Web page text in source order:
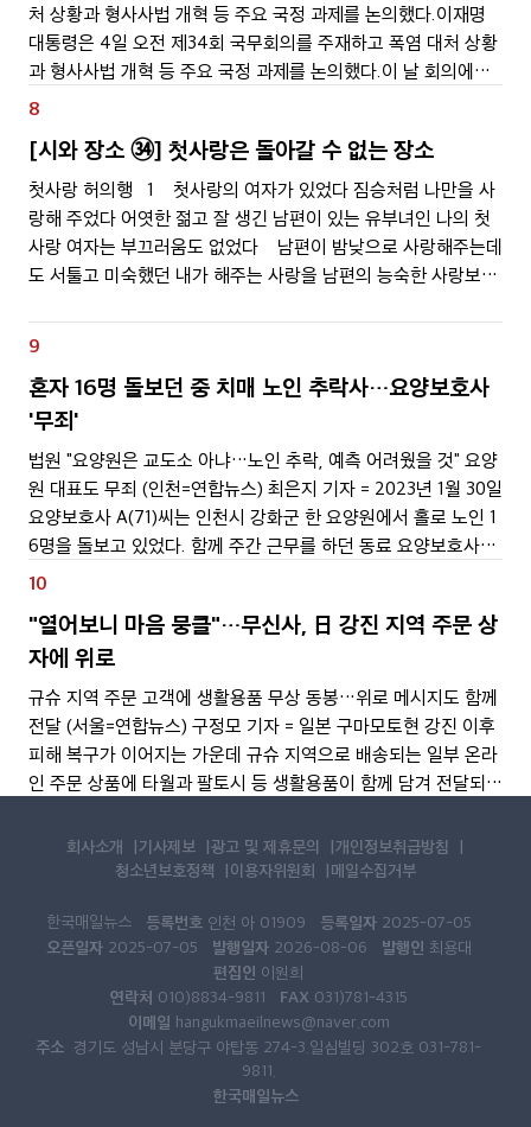
처 상황과 형사사법 개혁 등 주요 국정 과제를 논의했다.이재명
대통령은 4일 오전 제34회 국무회의를 주재하고 폭염 대처 상황
과 형사사법 개혁 등 주요 국정 과제를 논의했다.이 날 회의에서
는 '남미 3개국 순방 및 샌프란시스코 방문 성과와 후속 조치 계
8
[시와 장소 ㉞] 첫사랑은 돌아갈 수 없는 장소
첫사랑 허의행 1 첫사랑의 여자가 있었다 짐승처럼 나만을 사
랑해 주었다 어엿한 젊고 잘 생긴 남편이 있는 유부녀인 나의 첫
사랑 여자는 부끄러움도 없었다 남편이 밤낮으로 사랑해주는데
도 서툴고 미숙했던 내가 해주는 사랑을 남편의 능숙한 사랑보다
9
혼자 16명 돌보던 중 치매 노인 추락사…요양보호사
'무죄'
법원 "요양원은 교도소 아냐…노인 추락, 예측 어려웠을 것" 요양
원 대표도 무죄 (인천=연합뉴스) 최은지 기자 = 2023년 1월 30일
요양보호사 A(71)씨는 인천시 강화군 한 요양원에서 홀로 노인 1
6명을 돌보고 있었다. 함께 주간 근무를 하던 동료 요양보호사가
점심 식사를 위해 자리를 비운 사이였다. A씨는 때마침 치매를 앓
10
"열어보니 마음 뭉클"…무신사, 日 강진 지역 주문 상
자에 위로
규슈 지역 주문 고객에 생활용품 무상 동봉…위로 메시지도 함께
전달 (서울=연합뉴스) 구정모 기자 = 일본 구마모토현 강진 이후
피해 복구가 이어지는 가운데 규슈 지역으로 배송되는 일부 온라
인 주문 상품에 타월과 팔토시 등 생활용품이 함께 담겨 전달되고
는 구호물품이다. 5일 업계에 따르면
회사소개 기사제보 광고 및 제휴문의
개인정보취급방침
청소년보호정책
이용자위원회 메일수집거부
한국매일뉴스 등록번호 인천 아 01909 등록일자 2025-07-05
오픈일자 2025-07-05 발행일자 2026-08-06 발행인 최용대
편집인 이원희
연락처 010)8834-9811 FAX 031)781-4315
이메일 hangukmaeilnews@naver.com
주소 경기도 성남시 분당구 야탑동 274-3.일심빌딩 302호 031-781-
9811.
한국매일뉴스